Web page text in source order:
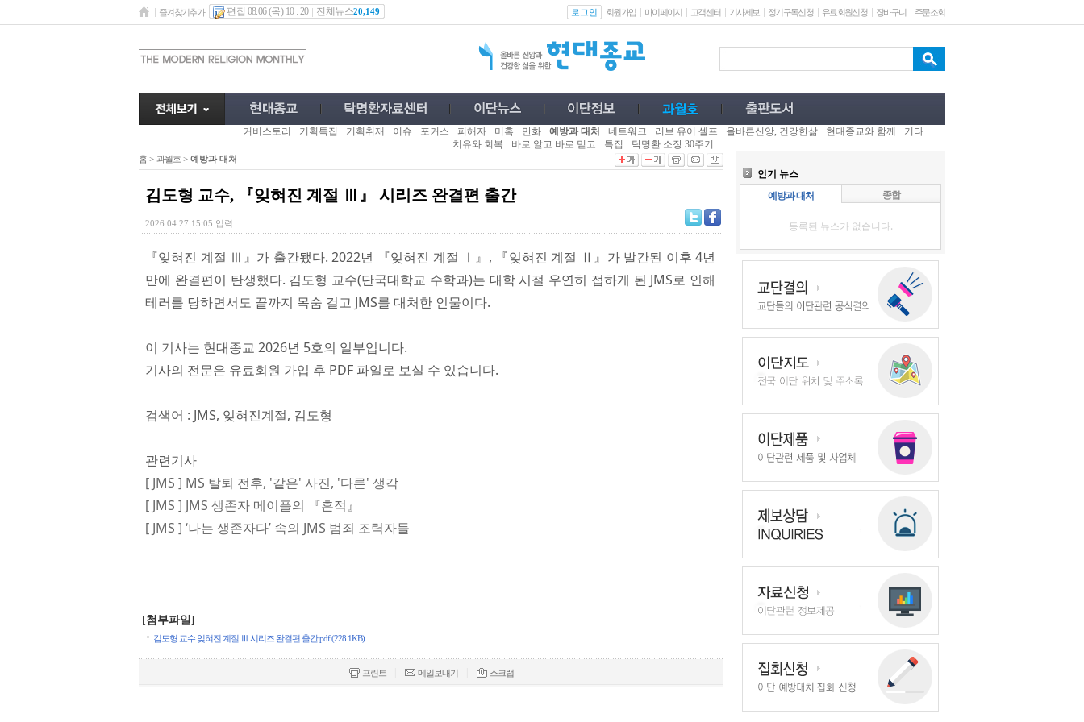
즐겨찾기추가 편집 08.06 (목) 10 : 20 전체뉴스20,149 로그인 회원가입 마이페이지 고객센터 기사제보 정기구독신청 유료회원신청 장바구니 주문조회
커버스토리 기획특집 기획취재 이슈 포커스 피해자 미혹 만화 예방과 대처 네트워크 러브 유어 셀프 올바른신앙, 건강한삶 현대종교와 함께
기타
치유와 회복
바로 알고 바로 믿고 특집 탁명환 소장 30주기
홈 > 과월호 > 예방과 대처
김도형 교수, 『잊혀진 계절 Ⅲ』 시리즈 완결편 출간
2026.04.27 15:05 입력
『잊혀진 계절 Ⅲ』가 출간됐다. 2022년 『잊혀진 계절 Ⅰ』, 『잊혀진 계절 Ⅱ』가 발간된 이후 4년
만에 완결편이 탄생했다. 김도형 교수(단국대학교 수학과)는 대학 시절 우연히 접하게 된 JMS로 인해
테러를 당하면서도 끝까지 목숨 걸고 JMS를 대처한 인물이다.
이 기사는 현대종교 2026년 5호의 일부입니다.
기사의 전문은 유료회원 가입 후 PDF 파일로 보실 수 있습니다.
검색어 : JMS, 잊혀진계절, 김도형
관련기사
[ JMS ] MS 탈퇴 전후, '같은' 사진, '다른' 생각
[ JMS ] JMS 생존자 메이플의 『흔적』
[ JMS ] ‘나는 생존자다’ 속의 JMS 범죄 조력자들
[첨부파일]
김도형 교수 잊혀진 계절 Ⅲ 시리즈 완결편 출간.pdf (228.1KB)
프린트 메일보내기 스크랩
인기 뉴스
예방과 대처
종합
등록된 뉴스가 없습니다.